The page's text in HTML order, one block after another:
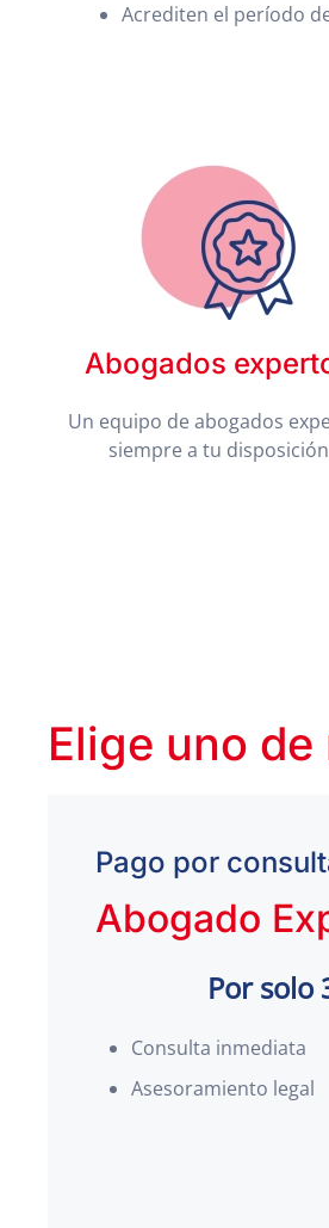
Acrediten el período
Abogados
Un equipo de abogados
siempre a tu disposición
Elige uno
Pago por
Abogado
Por solo
Consulta inmediata
Asesoramiento legal